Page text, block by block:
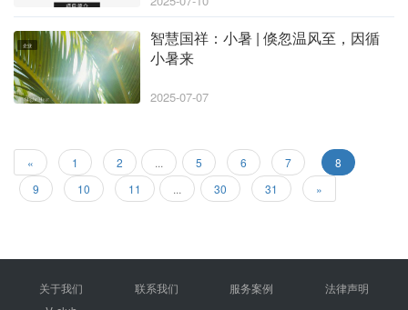
企业
智慧国祥：小暑 | 倏忽温风至，因循
小暑来
2025-07-07
« 1 2 ... 5 6 7
8
9
10 11 ... 30 31 »
关于我们 联系我们 服务案例
法律声明